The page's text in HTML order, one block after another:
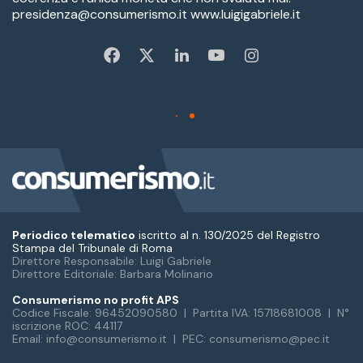
Periodico telematico iscritto al n. 130/2025 del Registro
Stampa del Tribunale di Roma
Direttore Responsabile: Luigi Gabriele
Direttore Editoriale: Barbara Molinario
Consumerismo no profit APS
Codice Fiscale: 96452090580 | Partita IVA: 15718681008 | N°
iscrizione ROC: 44117
Email: info@consumerismo.it | PEC: consumerismo@pec.it